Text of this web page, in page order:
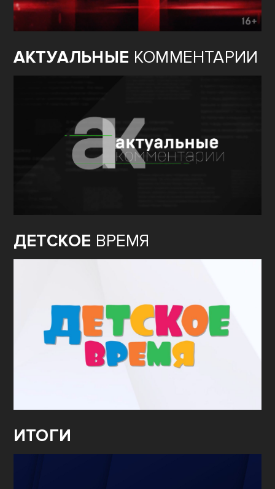
АКТУАЛЬНЫЕ КОММЕНТАРИИ
ДЕТСКОЕ ВРЕМЯ
ИТОГИ